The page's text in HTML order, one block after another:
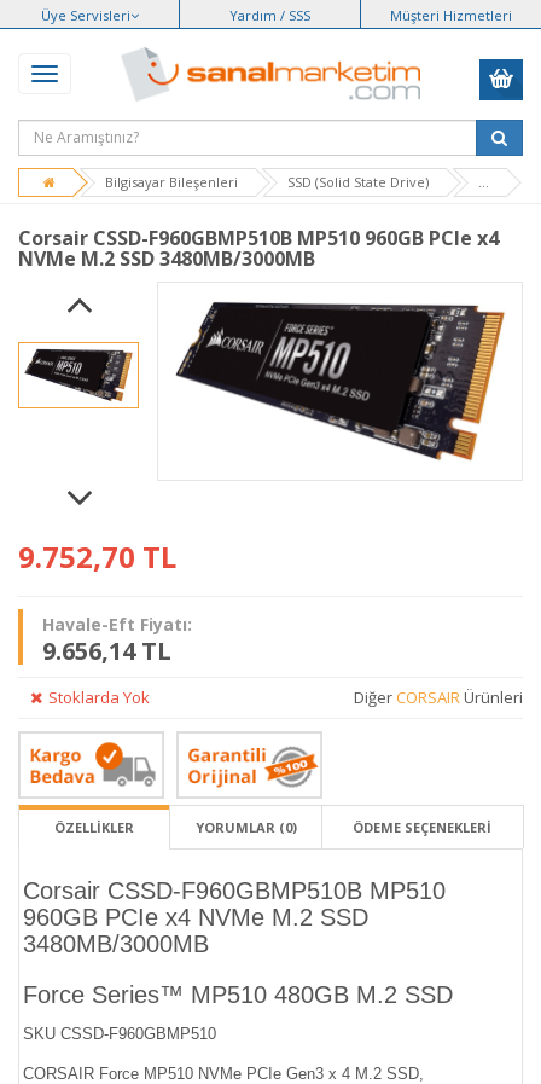
Üye Servisleri Yardım / SSS Müşteri Hizmetleri
Bilgisayar Bileşenleri SSD (Solid State Drive)
Corsair CSSD-F960GBMP510B MP510 960GB PCIe x4
NVMe M.2 SSD 3480MB/3000MB
9.752,70 TL
Havale-Eft Fiyatı:
9.656,14 TL
Stoklarda Yok DiğerCORSAIRÜrünleri
ÖZELLİKLER YORUMLAR (0) ÖDEME SEÇENEKLERI
Corsair CSSD-F960GBMP510B MP510
960GB PCIe x4 NVMe M.2 SSD
3480MB/3000MB
Force Series™ MP510 480GB M.2 SSD
SKU CSSD-F960GBMP510
CORSAIR Force MP510 NVMe PCIe Gen3 x 4 M.2 SSD,